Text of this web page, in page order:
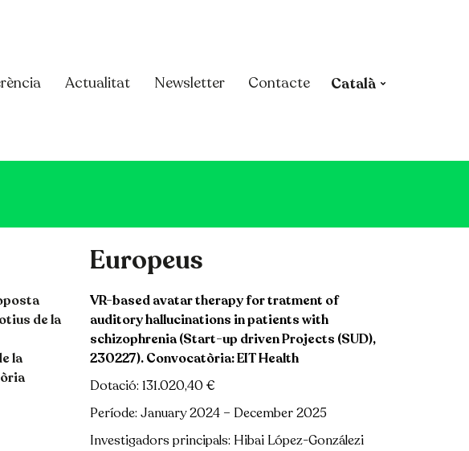
Actualitat Newsletter Contacte Català
de la
la
Europeus
VR-based avatar therapy for tratment of
auditory hallucinations in patients with
schizophrenia (Start-up driven Projects (SUD),
230227). Convocatòria: EIT Health
Dotació: 131.020,40 €
Període: January 2024 – December 2025
Investigadors principals: Hibai López-Gonzálezi